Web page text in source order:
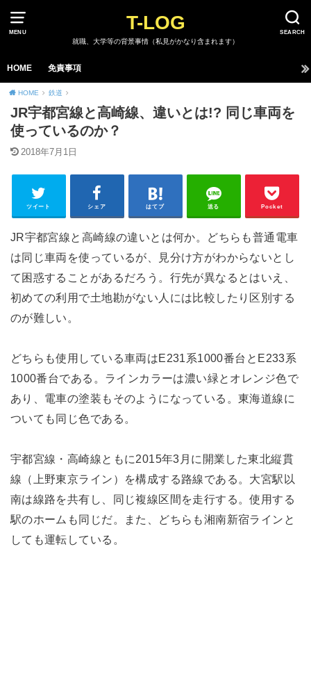
MENU SEARCH
T-LOG
就職、大学等の背景事情（私見がかなり含まれます）
HOME 免責事項
HOME 鉄道
JR宇都宮線と高崎線、違いとは!? 同じ車両を
使っているのか？
2018年7月1日
ツイート シェア はてブ 送る Pocket
JR宇都宮線と高崎線の違いとは何か。どちらも普通電車
は同じ車両を使っているが、見分け方がわからないとし
て困惑することがあるだろう。行先が異なるとはいえ、
初めての利用で土地勘がない人には比較したり区別する
のが難しい。
どちらも使用している車両はE231系1000番台とE233系
1000番台である。ラインカラーは濃い緑とオレンジ色で
あり、電車の塗装もそのようになっている。東海道線に
ついても同じ色である。
宇都宮線・高崎線ともに2015年3月に開業した東北縦貫
線（上野東京ライン）を構成する路線である。大宮駅以
南は線路を共有し、同じ複線区間を走行する。使用する
駅のホームも同じだ。また、どちらも湘南新宿ラインと
しても運転している。